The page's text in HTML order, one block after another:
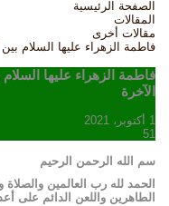
الصفحة الرئيسية
المقالات
مقالات أخرى
فاطمة الزهراء عليها السلام
فاطمة الزهراء عليها
الآخرة
1 أكتوبر، 2021
51
سم الله الرحمن الرحيم
الحمد لله رب العالمين
الطاهرين واللعن الدائم على